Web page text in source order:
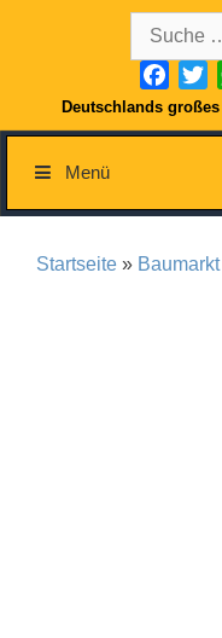
nach:
Deutschlands
Menü
Startseite » Baumarkt